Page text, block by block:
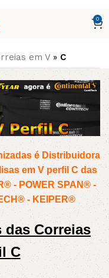
0
em V » C
é Distribuidora
em V perfil C das
- POWER SPAN® -
- KEIPER®
das Correias
C